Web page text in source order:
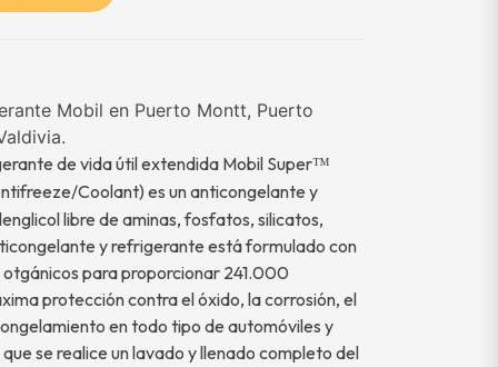
Mobil en Puerto Montt, Puerto
de vida útil extendida Mobil Super™
Coolant) es un anticongelante y
libre de aminas, fosfatos, silicatos,
y refrigerante está formulado con
otgánicos para proporcionar 241.000
protección contra el óxido, la corrosión, el
en todo tipo de automóviles y
se realice un lavado y llenado completo del